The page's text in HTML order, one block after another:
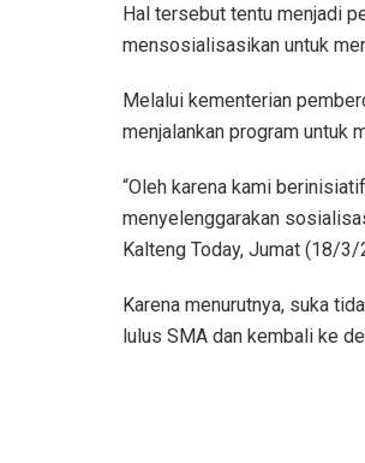
Hal tersebut tentu menjadi
mensosialisasikan untuk
Melalui kementerian
menjalankan program untuk
“Oleh karena kami
menyelenggarakan
Kalteng Today, Jumat (18/3/
Karena menurutnya, suka
lulus SMA dan kembali ke